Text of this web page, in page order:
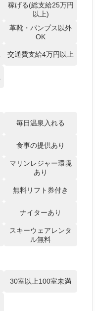
稼げる(総支給25万円
以上)
革靴・パンプス以外
OK
交通費支給4万円以上
毎日温泉入れる
食事の提供あり
マリンレジャー環境
あり
無料リフト券付き
ナイターあり
スキーウェアレンタ
ル無料
30室以上100室未満